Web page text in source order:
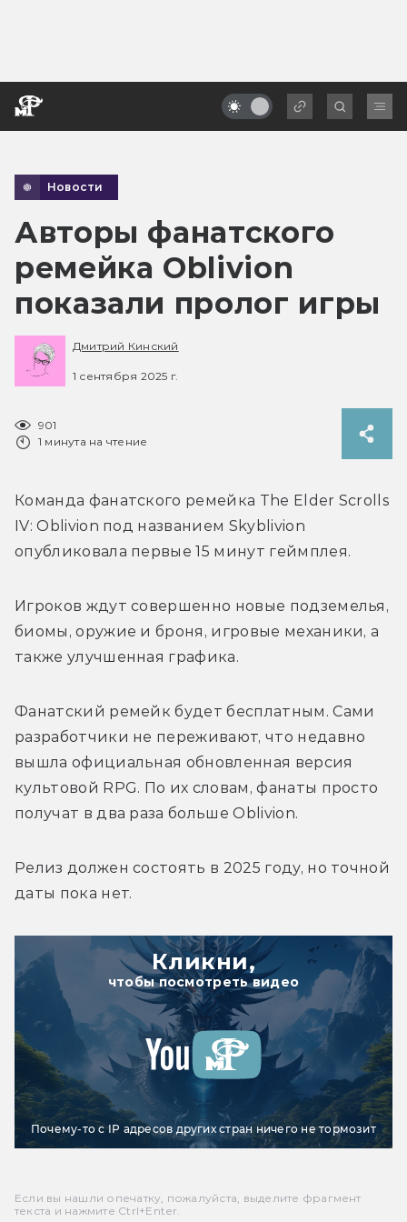
Новости
Авторы фанатского
ремейка Oblivion
показали пролог игры
Дмитрий Кинский
1 сентября 2025 г.
901
1 минута на чтение
Команда фанатского ремейка The Elder Scrolls
IV: Oblivion под названием Skyblivion
опубликовала первые 15 минут геймплея.
Игроков ждут совершенно новые подземелья,
биомы, оружие и броня, игровые механики, а
также улучшенная графика.
Фанатский ремейк будет бесплатным. Сами
разработчики не переживают, что недавно
вышла официальная обновленная версия
культовой RPG. По их словам, фанаты просто
получат в два раза больше Oblivion.
Релиз должен состоять в 2025 году, но точной
даты пока нет.
Кликни,
чтобы посмотреть видео
Почему-то с IP адресов других стран ничего не тормозит
Если вы нашли опечатку, пожалуйста, выделите фрагмент
текста и нажмите Ctrl+Enter.